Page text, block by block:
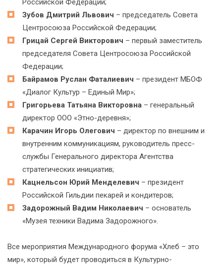
Российской Федерации;
Зубов Дмитрий Львович – председатель Совета
Центросоюза Российской Федерации;
Грицай Сергей Викторович – первый заместитель
председателя Совета Центросоюза Российской
Федерации;
Байрамов Руслан Фаталиевич – президент МБОФ
«Диалог Культур – Единый Мир»;
Григорьева Татьяна Викторовна – генеральный
директор ООО «Этно-деревня»;
Карачин Игорь Олегович – директор по внешним и
внутренним коммуникациям, руководитель пресс-
службы Генерального директора Агентства
стратегических инициатив;
Кацнельсон Юрий Менделевич – президент
Российской Гильдии пекарей и кондитеров;
Задорожный Вадим Николаевич – основатель
«Музея техники Вадима Задорожного».
Все мероприятия Международного форума «Хлеб – это
мир», который будет проводиться в Культурно-